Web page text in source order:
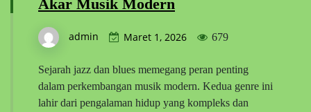
Akar Musik Modern
admin Maret 1, 2026 679
Sejarah jazz dan blues memegang peran penting
dalam perkembangan musik modern. Kedua genre ini
lahir dari pengalaman hidup yang kompleks dan